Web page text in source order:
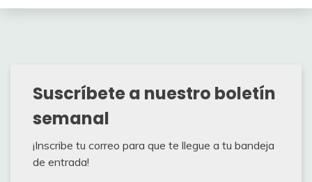
Suscríbete a nuestro boletín
semanal
¡Inscribe tu correo para que te llegue a tu bandeja
de entrada!